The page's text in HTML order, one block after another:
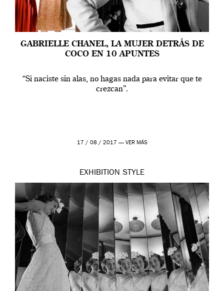
GABRIELLE CHANEL, LA MUJER DETRÁS DE
COCO EN 10 APUNTES
“Si naciste sin alas, no hagas nada para evitar que te
crezcan”.
17 / 08 / 2017 — VER MÁS
EXHIBITION STYLE